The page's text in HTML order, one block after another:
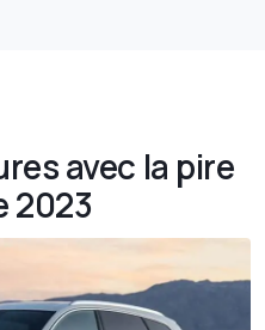
avec la pire
2023